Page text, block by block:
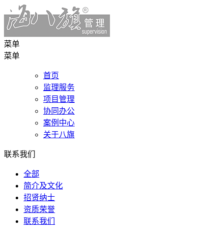
菜单
菜单
首页
监理服务
项目管理
协同办公
案例中心
关于八旗
联系我们
全部
简介及文化
招贤纳士
资质荣誉
联系我们